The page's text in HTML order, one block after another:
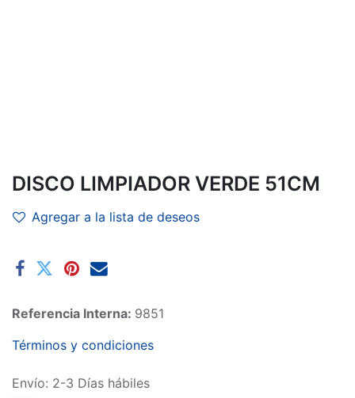
DISCO LIMPIADOR VERDE 51CM
Agregar a la lista de deseos
Referencia Interna: 9851
Términos y condiciones
Envío: 2-3 Días hábiles